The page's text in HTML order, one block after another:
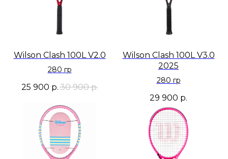
Wilson Clash 100L V2.0
280 гр
25 900 р.30 900 р.
Wilson Clash 100L V3.0
2025
280 гр
29 900 р.